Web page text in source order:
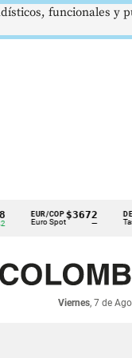
EUR/COP
Euro Spot
$3672
— Tasa
Viernes, 7 de
funcionales y